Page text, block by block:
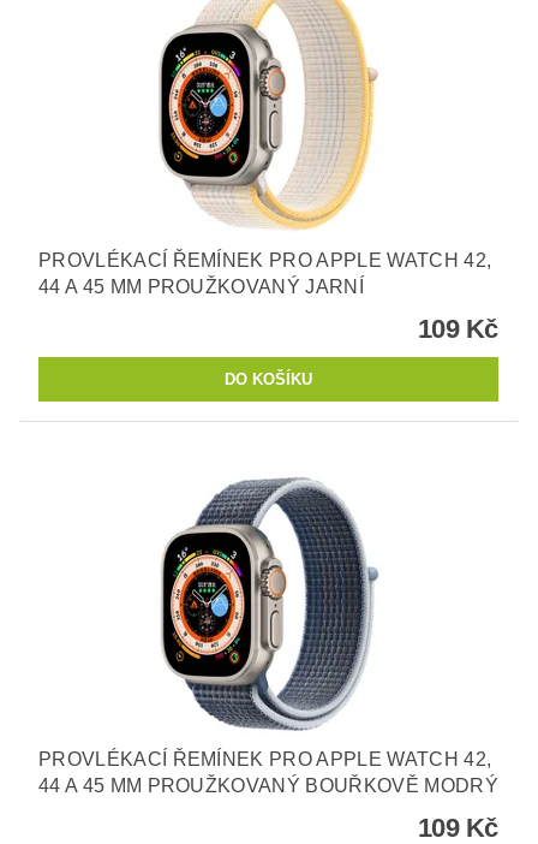
PROVLÉKACÍ ŘEMÍNEK PRO APPLE WATCH 42,
44 A 45 MM PROUŽKOVANÝ JARNÍ
109 Kč
PROVLÉKACÍ ŘEMÍNEK PRO APPLE WATCH 42,
44 A 45 MM PROUŽKOVANÝ BOUŘKOVĚ MODRÝ
109 Kč